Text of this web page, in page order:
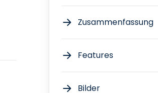
Zusammenfassung
Features
Bilder